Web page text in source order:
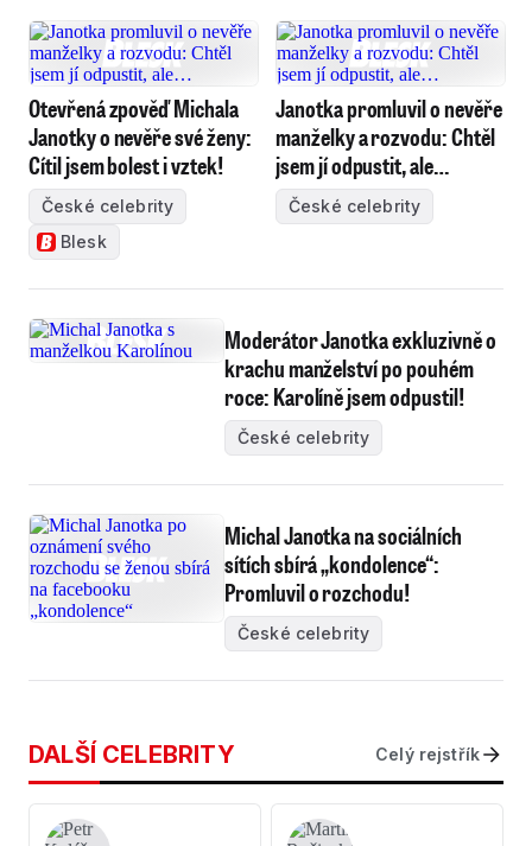
Otevřená zpověď Michala
Janotky o nevěře své ženy:
Cítil jsem bolest i vztek!
České celebrity
Blesk
Janotka promluvil o nevěře
manželky a rozvodu: Chtěl
jsem jí odpustit, ale…
České celebrity
Moderátor Janotka exkluzivně o
krachu manželství po pouhém
roce: Karolíně jsem odpustil!
České celebrity
Michal Janotka na sociálních
sítích sbírá „kondolence“:
Promluvil o rozchodu!
České celebrity
DALŠÍ CELEBRITY Celý rejstřík